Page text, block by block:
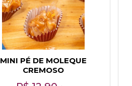
MINI PÉ DE MOLEQUE
CREMOSO